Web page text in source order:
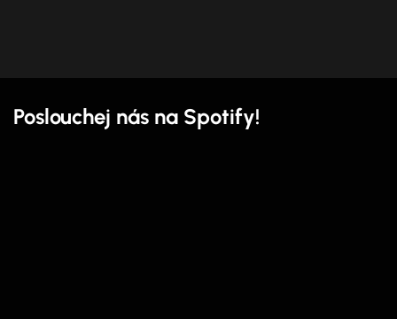
Poslouchej nás na Spotify!